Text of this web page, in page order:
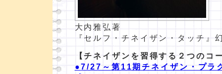
大内雅弘著
『セルフ・チネイザン・タッチ』
【チネイザンを習得する２つのコ
●7/27～ 第11期チネイザン・プラ